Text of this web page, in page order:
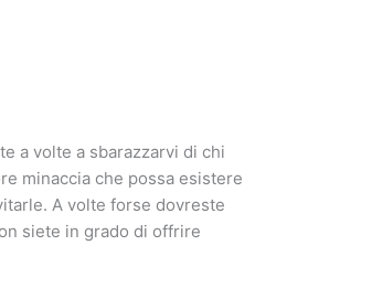
a volte a sbarazzarvi di chi
minaccia che possa esistere
A volte forse dovreste
siete in grado di offrire